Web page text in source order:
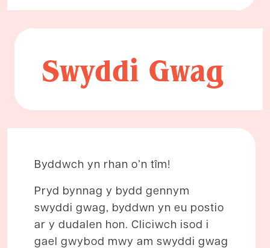
Swyddi Gwag
Byddwch yn rhan o’n tîm!
Pryd bynnag y bydd gennym
swyddi gwag, byddwn yn eu postio
ar y dudalen hon. Cliciwch isod i
gael gwybod mwy am swyddi gwag